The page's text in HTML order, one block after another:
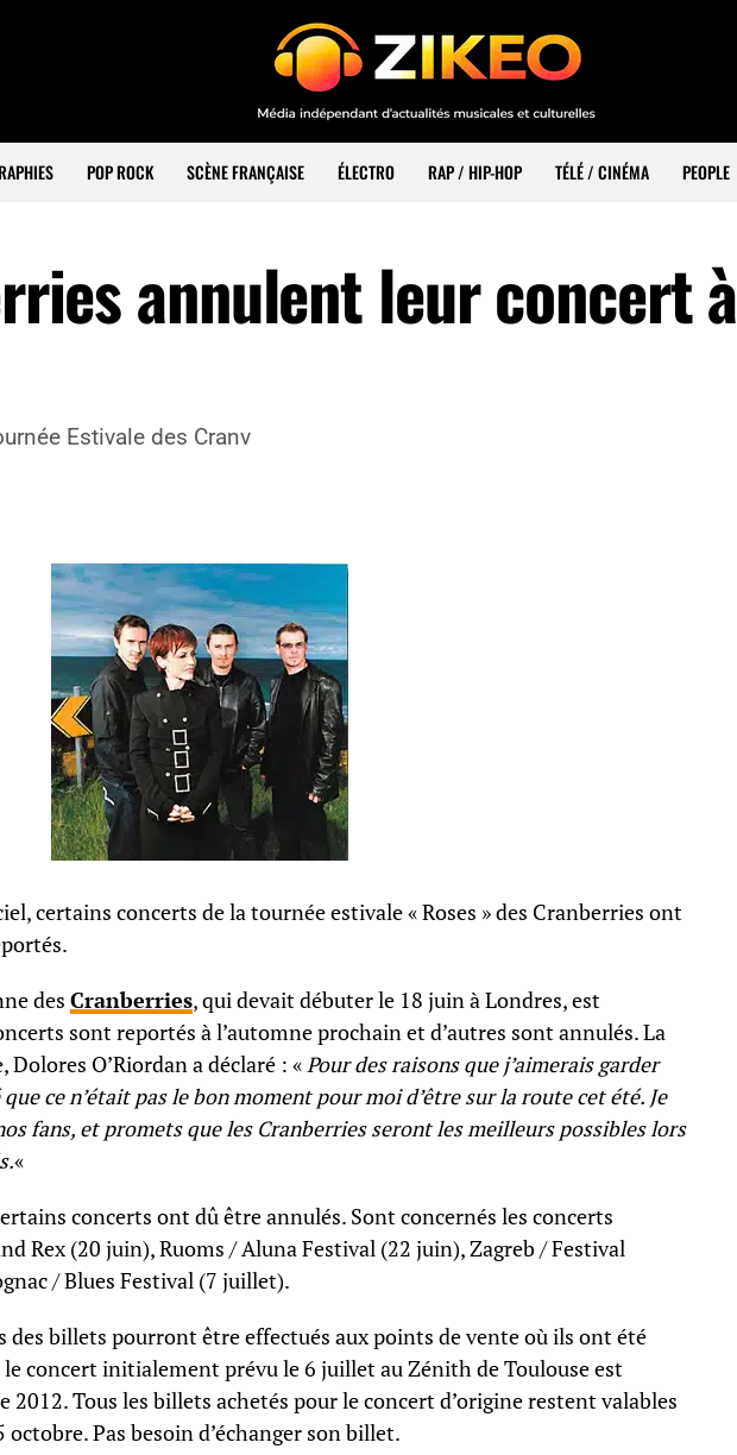
POP ROCK SCÈNE FRANÇAISE ÉLECTRO RAP / HIP-HOP TÉLÉ / CINÉMA PEOPLE
annulent leur concert à
Estivale des Cranv
certains concerts de la tournée estivale « Roses » des Cranberries ont
des Cranberries, qui devait débuter le 18 juin à Londres, est
sont reportés à l’automne prochain et d’autres sont annulés. La
Dolores O’Riordan a déclaré : «Pour des raisons que j’aimerais garder
que ce n’était pas le bon moment pour moi d’être sur la route cet été. Je
fans, et promets que les Cranberries seront les meilleurs possibles lors
«
concerts ont dû être annulés. Sont concernés les concerts
Rex (20 juin), Ruoms / Aluna Festival (22 juin), Zagreb / Festival
/ Blues Festival (7 juillet).
des billets pourront être effectués aux points de vente où ils ont été
le concert initialement prévu le 6 juillet au Zénith de Toulouse est
2012. Tous les billets achetés pour le concert d’origine restent valables
Pas besoin d’échanger son billet.